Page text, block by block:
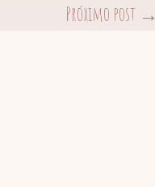
Próximo post →